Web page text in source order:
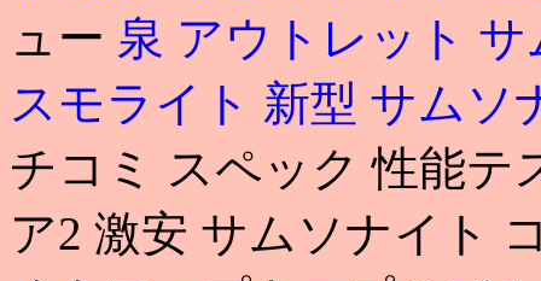
ュー 泉 アウトレット
スモライト 新型 サムソ
チコミ スペック 性能テ
ア2 激安 サムソナイト